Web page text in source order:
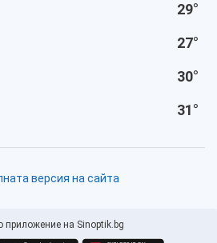
29°
27°
30°
31°
версия на сайта
приложение на Sinoptik.bg